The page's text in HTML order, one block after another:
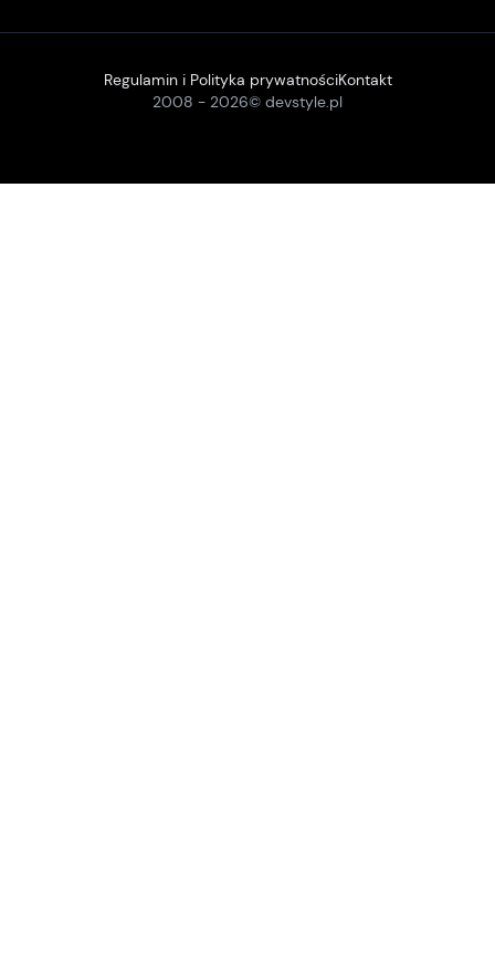
2008 - 2026© devstyle.pl
Regulamin i Polityka prywatnościKontakt